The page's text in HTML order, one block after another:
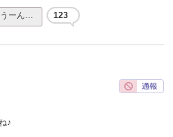
うーん… 123
♪